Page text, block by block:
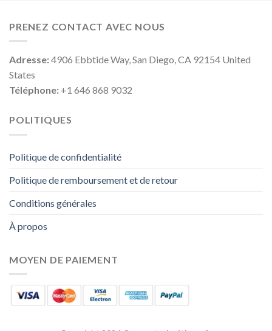
PRENEZ CONTACT AVEC NOUS
Adresse:4906 Ebbtide Way, San Diego, CA 92154 United
States
Téléphone: +1 646 868 9032
POLITIQUES
Politique de confidentialité
Politique de remboursement et de retour
Conditions générales
À propos
MOYEN DE PAIEMENT